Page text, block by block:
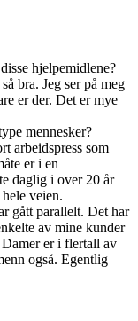
hjelpemidlene?
bra. Jeg ser på meg
er der. Det er mye
mennesker?
arbeidspress som
er i en
daglig i over 20 år
veien.
gått parallelt. Det har
av mine kunder
Damer er i flertall av
også. Egentlig